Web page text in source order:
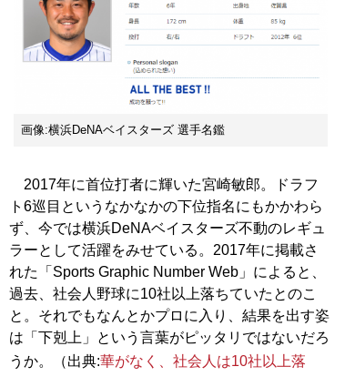
画像:横浜DeNAベイスターズ 選手名鑑
2017年に首位打者に輝いた宮崎敏郎。ドラフ
ト6巡目というなかなかの下位指名にもかかわら
ず、今では横浜DeNAベイスターズ不動のレギュ
ラーとして活躍をみせている。2017年に掲載さ
れた「Sports Graphic Number Web」によると、
過去、社会人野球に10社以上落ちていたとのこ
と。それでもなんとかプロに入り、結果を出す姿
は「下剋上」という言葉がピッタリではないだろ
うか。（出典:華がなく、社会人は10社以上落